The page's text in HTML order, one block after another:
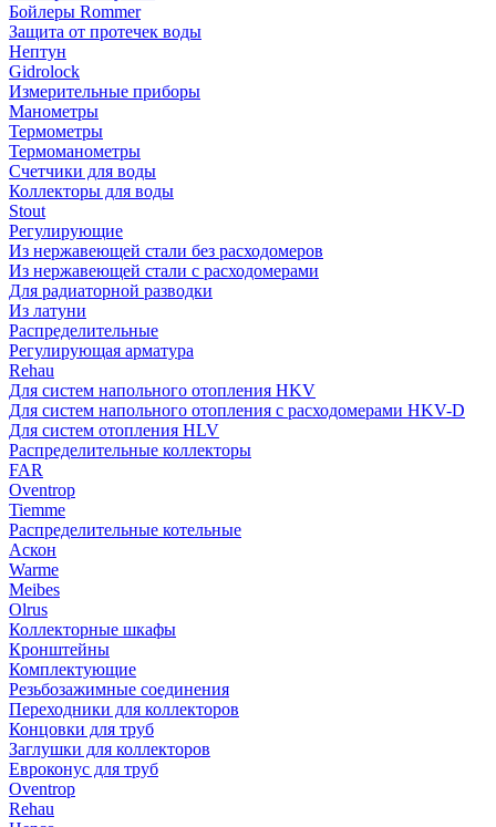
Бойлеры Rommer
Защита от протечек воды
Нептун
Gidrolock
Измерительные приборы
Манометры
Термометры
Термоманометры
Счетчики для воды
Коллекторы для воды
Stout
Регулирующие
Из нержавеющей стали без расходомеров
Из нержавеющей стали с расходомерами
Для радиаторной разводки
Из латуни
Распределительные
Регулирующая арматура
Rehau
Для систем напольного отопления HKV
Для систем напольного отопления с расходомерами HKV-D
Для систем отопления HLV
Распределительные коллекторы
FAR
Oventrop
Tiemme
Распределительные котельные
Аскон
Warme
Meibes
Olrus
Коллекторные шкафы
Кронштейны
Комплектующие
Резьбозажимные соединения
Переходники для коллекторов
Концовки для труб
Заглушки для коллекторов
Евроконус для труб
Oventrop
Rehau